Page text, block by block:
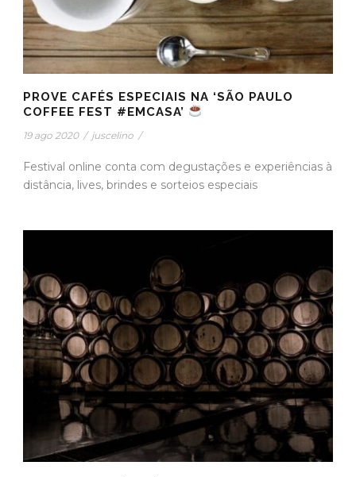
PROVE CAFÉS ESPECIAIS NA ‘SÃO PAULO
COFFEE FEST #EMCASA’
19 ago 2020 / juscelino /
Festival online conta com degustações e experiências à
distância, lives, brindes e sorteios especiais